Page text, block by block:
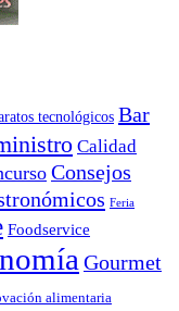
tecnológicos Bar
Calidad
Consejos
Feria
Foodservice
Gourmet
alimentaria